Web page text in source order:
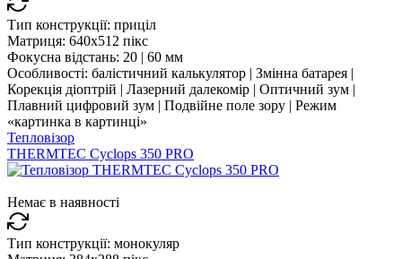
Тип конструкції: приціл
Матриця: 640x512 пікс
Фокусна відстань: 20 | 60 мм
Особливості: балістичний калькулятор | Змінна батарея |
Корекція діоптрій | Лазерний далекомір | Оптичний зум |
Плавний цифровий зум | Подвійне поле зору | Режим
«картинка в картинці»
Тепловізор
THERMTEC Cyclops 350 PRO
Немає в наявності
Тип конструкції: монокуляр